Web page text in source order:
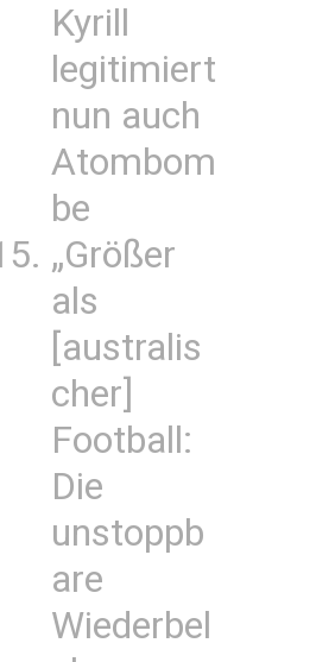
Kyrill
legitimiert
nun auch
Atombom
be
„Größer
als
[australis
cher]
Football:
Die
unstoppb
are
Wiederbel